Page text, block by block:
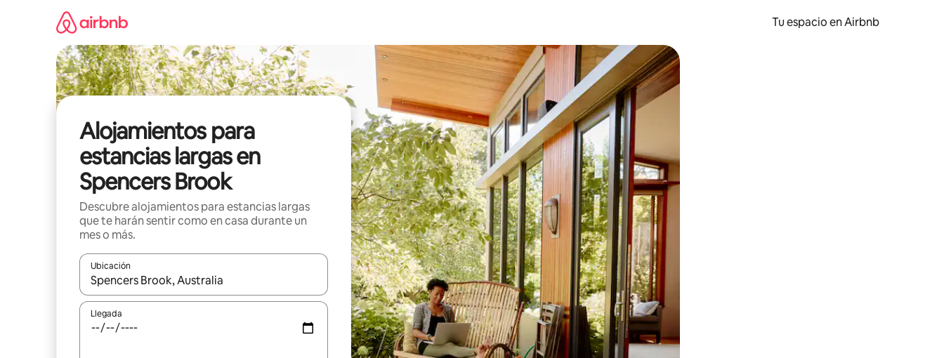
Tu espacio en Airbnb
Alojamientos para
estancias largas en
Spencers Brook
Descubre alojamientos para estancias largas
que te harán sentir como en casa durante un
mes o más.
Ubicación
Cuando los resultados estén disponibles, podrás navegar usando las teclas de las flechas hacia arriba y hacia abajo, o bien tocando y deslizando la pantalla.
Llegada